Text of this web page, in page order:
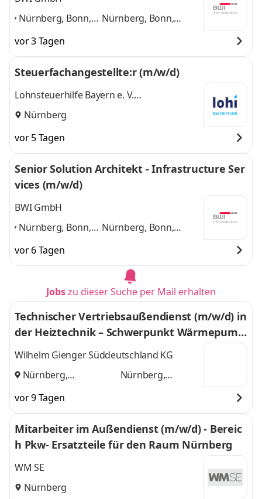
Nürnberg, Bonn,
Hamburg,
München, Ulm,
Berlin, Leipzig,
Nürnberg, Bonn,
Leipzigund 6 weitere
vor 3 Tagen
Steuerfachangestellte:r (m/w/d)
Lohnsteuerhilfe Bayern e. V.
Lohnsteuerhilfeverein
Nürnberg
vor 5 Tagen
Senior Solution Architekt - Infrastructure Ser
vices (m/w/d)
BWI GmbH
Nürnberg, Bonn,
Hamburg,
München, Ulm,
Nürnberg, Bonn,
Leipzigund 6 weitere
vor 6 Tagen
Jobszu dieser Suche per Mail erhalten
Technischer Vertriebsaußendienst (m/w/d) in
der Heiztechnik – Schwerpunkt Wärmepump
e, Vertriebsgebiet Regensburg und Nürnberg
Wilhelm Gienger Süddeutschland KG
Nürnberg,
Nürnberg,
vor 9 Tagen
Mitarbeiter im Außendienst (m/w/d) - Bereic
h Pkw- Ersatzteile für den Raum Nürnberg
WM SE
Nürnberg